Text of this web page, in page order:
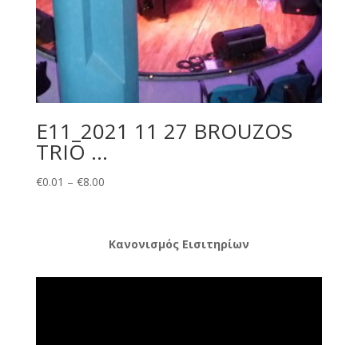
E11_2021 11 27 BROUZOS
TRIO …
€0.01 – €8.00Price
Κανονισμός Εισιτηρίων